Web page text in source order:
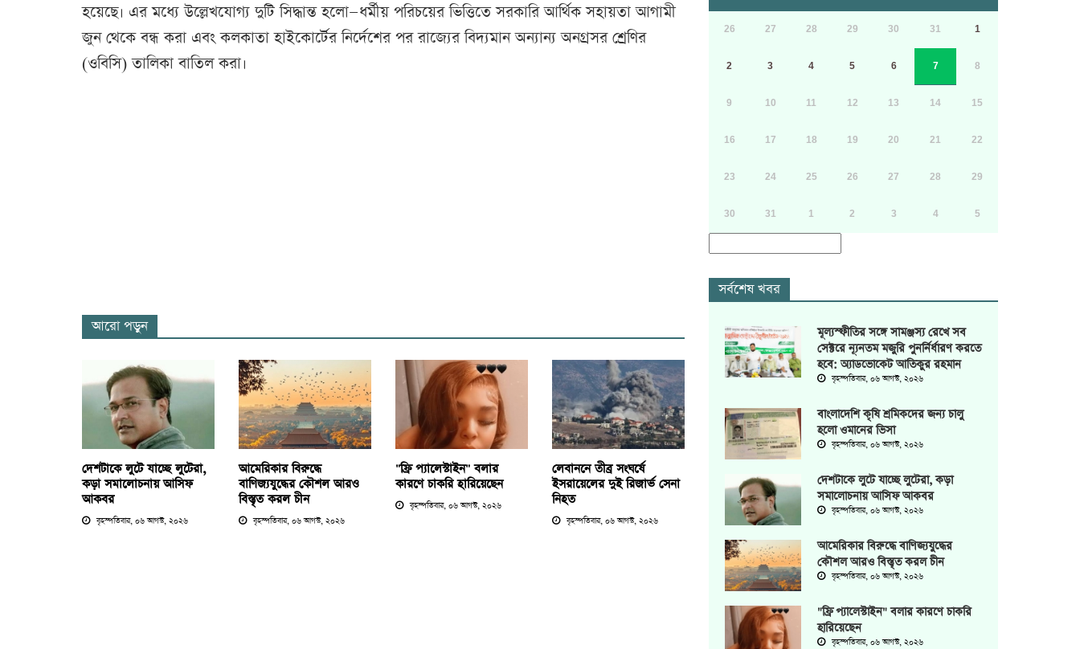
হয়েছে। এর মধ্যে উল্লেখযোগ্য দুটি সিদ্ধান্ত হলো—ধর্মীয় পরিচয়ের ভিত্তিতে সরকারি আর্থিক সহায়তা আগামী
জুন থেকে বন্ধ করা এবং কলকাতা হাইকোর্টের নির্দেশের পর রাজ্যের বিদ্যমান অন্যান্য অনগ্রসর শ্রেণির
(ওবিসি) তালিকা বাতিল করা।
আরো পড়ুন
দেশটাকে লুটে যাচ্ছে লুটেরা,
কড়া সমালোচনায় আসিফ
আকবর
বৃহস্পতিবার, ০৬ আগস্ট, ২০২৬
আমেরিকার বিরুদ্ধে
বাণিজ্যযুদ্ধের কৌশল আরও
বিস্তৃত করল চীন
বৃহস্পতিবার, ০৬ আগস্ট, ২০২৬
"ফ্রি প্যালেস্টাইন" বলার
কারণে চাকরি হারিয়েছেন
বৃহস্পতিবার, ০৬ আগস্ট, ২০২৬
লেবাননে তীব্র সংঘর্ষে
ইসরায়েলের দুই রিজার্ভ সেনা
নিহত
বৃহস্পতিবার, ০৬ আগস্ট, ২০২৬
26 27 28 29 30 31 1
2 3 4 5 6 7 8
9 10 11 12 13 14 15
16 17 18 19 20 21 22
23 24 25 26 27 28 29
30 31 1 2 3 4 5
সর্বশেষ খবর
মূল্যস্ফীতির সঙ্গে সামঞ্জস্য রেখে সব
সেক্টরে ন্যূনতম মজুরি পুনর্নির্ধারণ করতে
হবে: অ্যাডভোকেট আতিকুর রহমান
বৃহস্পতিবার, ০৬ আগস্ট, ২০২৬
বাংলাদেশি কৃষি শ্রমিকদের জন্য চালু
হলো ওমানের ভিসা
বৃহস্পতিবার, ০৬ আগস্ট, ২০২৬
দেশটাকে লুটে যাচ্ছে লুটেরা, কড়া
সমালোচনায় আসিফ আকবর
বৃহস্পতিবার, ০৬ আগস্ট, ২০২৬
আমেরিকার বিরুদ্ধে বাণিজ্যযুদ্ধের
কৌশল আরও বিস্তৃত করল চীন
বৃহস্পতিবার, ০৬ আগস্ট, ২০২৬
"ফ্রি প্যালেস্টাইন" বলার কারণে চাকরি
হারিয়েছেন
বৃহস্পতিবার, ০৬ আগস্ট, ২০২৬